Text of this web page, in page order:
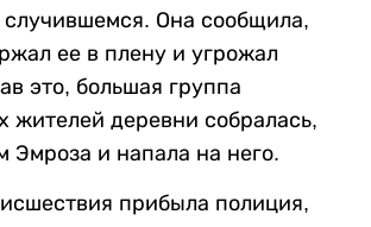
случившемся. Она сообщила,
ее в плену и угрожал
это, большая группа
жителей деревни собралась,
Эмроза и напала на него.
прибыла полиция,